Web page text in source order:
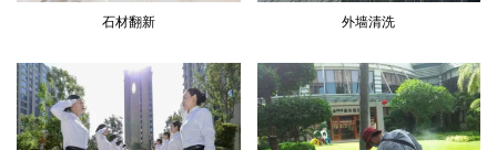
石材翻新 外墙清洗